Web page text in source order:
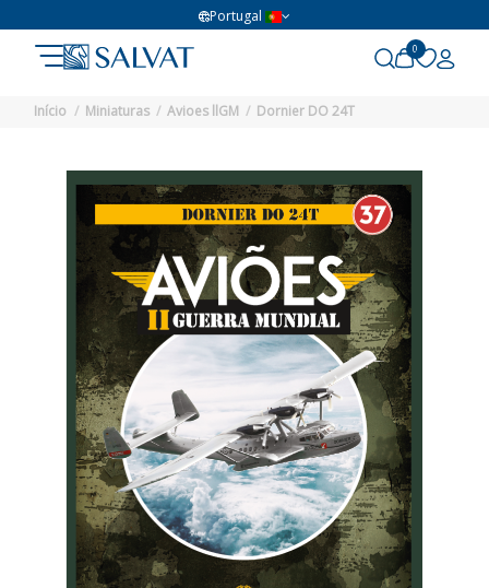
Portugal
0
Início Miniaturas Avioes llGM Dornier DO 24T